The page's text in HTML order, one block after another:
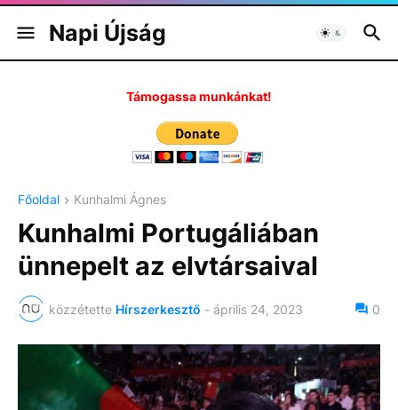
Napi Újság
Támogassa munkánkat!
Főoldal Kunhalmi Ágnes
Kunhalmi Portugáliában
ünnepelt az elvtársaival
közzétette Hírszerkesztő - április 24, 2023 0